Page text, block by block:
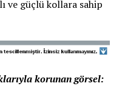
ve güçlü kollara sahip
korunan görsel: